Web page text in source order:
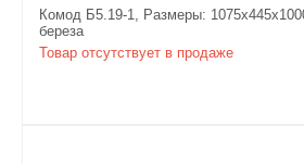
Комод Б5.19-1, Размеры:
береза
Товар отсутствует в продаже